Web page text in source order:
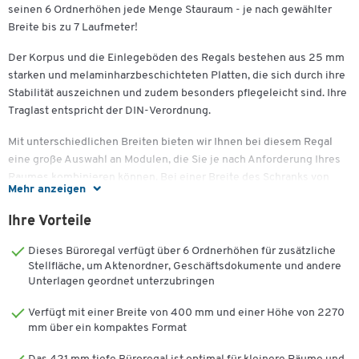
Mehr anzeigen
seinen 6 Ordnerhöhen jede Menge Stauraum - je nach gewählter
Breite bis zu 7 Laufmeter!
Der Korpus und die Einlegeböden des Regals bestehen aus 25 mm
starken und melaminharzbeschichteten Platten, die sich durch ihre
Stabilität auszeichnen und zudem besonders pflegeleicht sind. Ihre
Traglast entspricht der DIN-Verordnung.
Mit unterschiedlichen Breiten bieten wir Ihnen bei diesem Regal
eine große Auswahl an Modulen, die Sie je nach Anforderung Ihres
Raumes kombinieren können. Bei einer Breite des Schranks von
1200 mm ist er zustäzlich mit einer Mittelwand ausgestattet.
Das schicke Korpus-Design des Regals aus strapazierfähigen,
melaminharzbeschichteten Spanplatten ist in unterschiedlichen
Farbdekoren erhältlich. Das Regal TETRIS WOOD von Schäfer Shop
Genius eignet sich sowohl zum Einsatz im Büro als auch in den
Ihre Vorteile
Dieses Büroregal verfügt über 6 Ordnerhöhen für zusätzliche
Stellfläche, um Aktenordner, Geschäftsdokumente und andere
Unterlagen geordnet unterzubringen
Verfügt mit einer Breite von 400 mm und einer Höhe von 2270
mm über ein kompaktes Format